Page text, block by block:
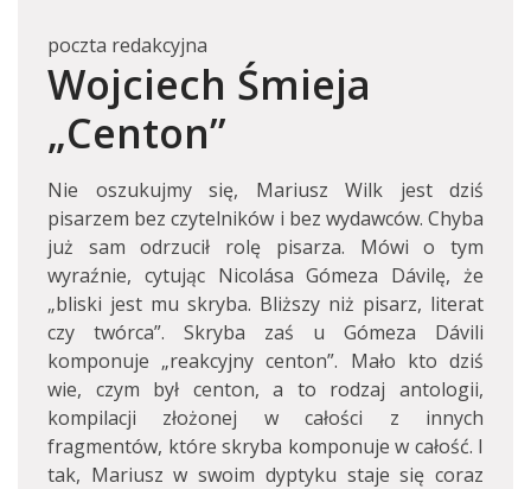
poczta redakcyjna
Wojciech Śmieja
„Centon”
Nie oszukujmy się, Mariusz Wilk jest dziś
pisarzem bez czytelników i bez wydawców. Chyba
już sam odrzucił rolę pisarza. Mówi o tym
wyraźnie, cytując Nicolása Gómeza Dávilę, że
„bliski jest mu skryba. Bliższy niż pisarz, literat
czy twórca”. Skryba zaś u Gómeza Dávili
komponuje „reakcyjny centon”. Mało kto dziś
wie, czym był centon, a to rodzaj antologii,
kompilacji złożonej w całości z innych
fragmentów, które skryba komponuje w całość. I
tak, Mariusz w swoim dyptyku staje się coraz